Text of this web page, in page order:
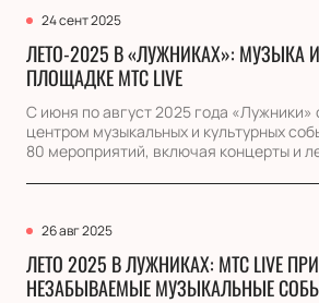
24 сент 2025
ЛЕТО-2025 В «ЛУЖНИКАХ»: МУЗЫКА
ПЛОЩАДКЕ МТС LIVE
С июня по август 2025 года «Лужники»
центром музыкальных и культурных
80 мероприятий, включая концерты и
26 авг 2025
ЛЕТО 2025 В ЛУЖНИКАХ: МТС LIVE
НЕЗАБЫВАЕМЫЕ МУЗЫКАЛЬНЫЕ